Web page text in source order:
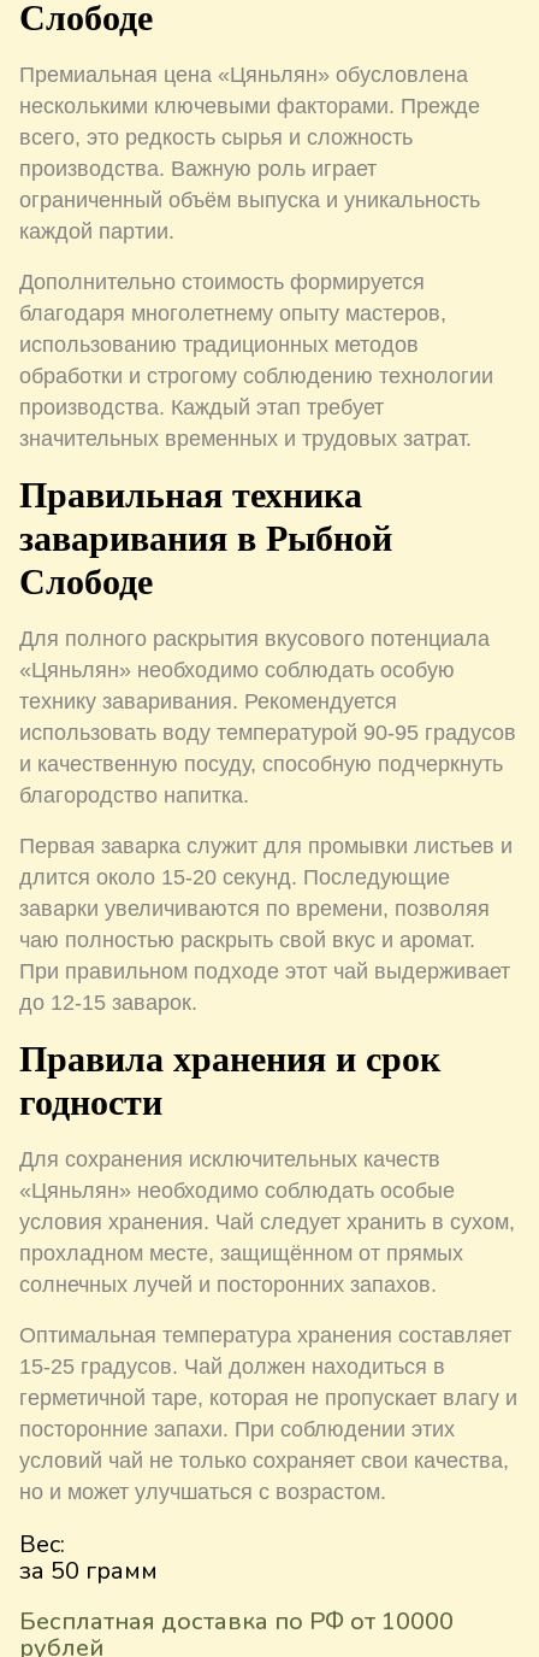
Слободе
Премиальная цена «Цяньлян» обусловлена
несколькими ключевыми факторами. Прежде
всего, это редкость сырья и сложность
производства. Важную роль играет
ограниченный объём выпуска и уникальность
каждой партии.
Дополнительно стоимость формируется
благодаря многолетнему опыту мастеров,
использованию традиционных методов
обработки и строгому соблюдению технологии
производства. Каждый этап требует
значительных временных и трудовых затрат.
Правильная техника
заваривания в Рыбной
Слободе
Для полного раскрытия вкусового потенциала
«Цяньлян» необходимо соблюдать особую
технику заваривания. Рекомендуется
использовать воду температурой 90-95 градусов
и качественную посуду, способную подчеркнуть
благородство напитка.
Первая заварка служит для промывки листьев и
длится около 15-20 секунд. Последующие
заварки увеличиваются по времени, позволяя
чаю полностью раскрыть свой вкус и аромат.
При правильном подходе этот чай выдерживает
до 12-15 заварок.
Правила хранения и срок
годности
Для сохранения исключительных качеств
«Цяньлян» необходимо соблюдать особые
условия хранения. Чай следует хранить в сухом,
прохладном месте, защищённом от прямых
солнечных лучей и посторонних запахов.
Оптимальная температура хранения составляет
15-25 градусов. Чай должен находиться в
герметичной таре, которая не пропускает влагу и
посторонние запахи. При соблюдении этих
условий чай не только сохраняет свои качества,
но и может улучшаться с возрастом.
Вес:
за 50 грамм
Бесплатная доставка по РФ от 10000
рублей